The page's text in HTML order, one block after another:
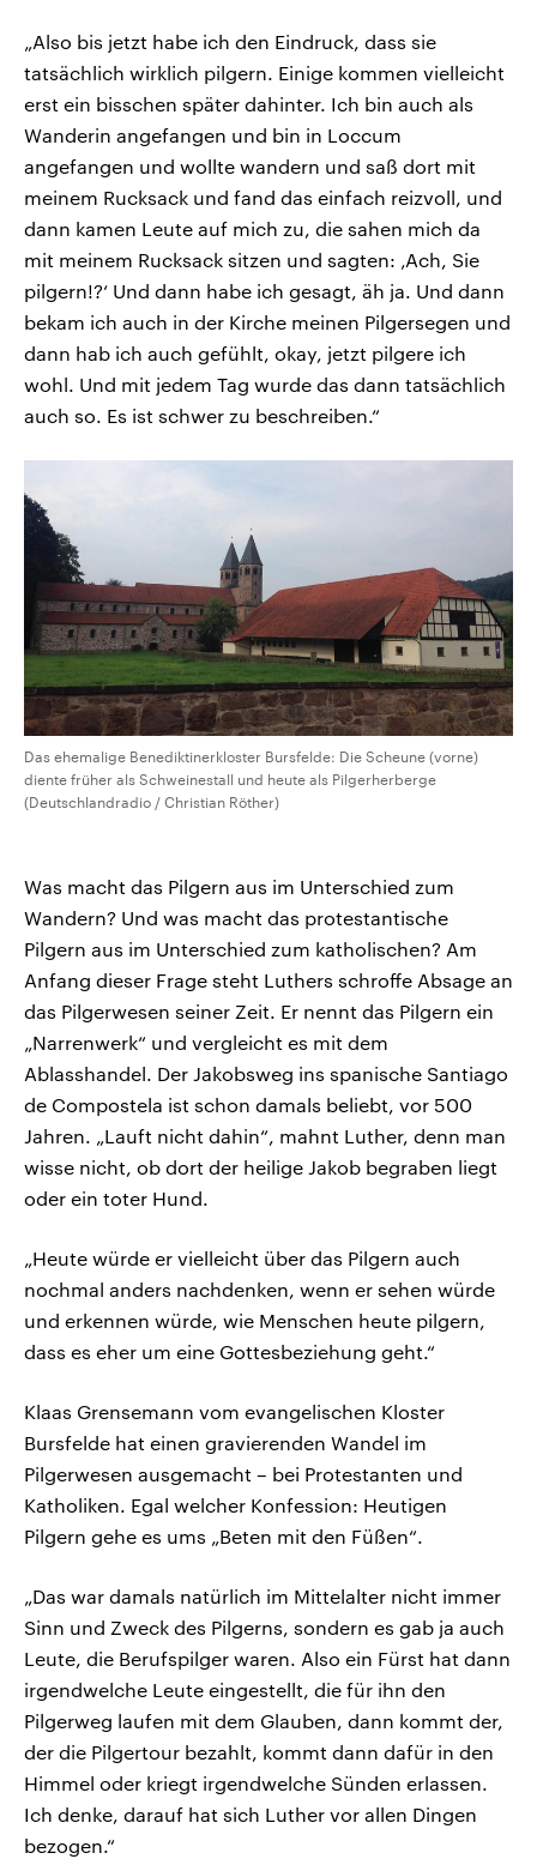
„Also bis jetzt habe ich den Eindruck, dass sie
tatsächlich wirklich pilgern. Einige kommen vielleicht
erst ein bisschen später dahinter. Ich bin auch als
Wanderin angefangen und bin in Loccum
angefangen und wollte wandern und saß dort mit
meinem Rucksack und fand das einfach reizvoll, und
dann kamen Leute auf mich zu, die sahen mich da
mit meinem Rucksack sitzen und sagten: ‚Ach, Sie
pilgern!?‘ Und dann habe ich gesagt, äh ja. Und dann
bekam ich auch in der Kirche meinen Pilgersegen und
dann hab ich auch gefühlt, okay, jetzt pilgere ich
wohl. Und mit jedem Tag wurde das dann tatsächlich
auch so. Es ist schwer zu beschreiben.“
Das ehemalige Benediktinerkloster Bursfelde: Die Scheune (vorne)
diente früher als Schweinestall und heute als Pilgerherberge
(Deutschlandradio / Christian Röther)
Was macht das Pilgern aus im Unterschied zum
Wandern? Und was macht das protestantische
Pilgern aus im Unterschied zum katholischen? Am
Anfang dieser Frage steht Luthers schroffe Absage an
das Pilgerwesen seiner Zeit. Er nennt das Pilgern ein
„Narrenwerk“ und vergleicht es mit dem
Ablasshandel. Der Jakobsweg ins spanische Santiago
de Compostela ist schon damals beliebt, vor 500
Jahren. „Lauft nicht dahin“, mahnt Luther, denn man
wisse nicht, ob dort der heilige Jakob begraben liegt
oder ein toter Hund.
„Heute würde er vielleicht über das Pilgern auch
nochmal anders nachdenken, wenn er sehen würde
und erkennen würde, wie Menschen heute pilgern,
dass es eher um eine Gottesbeziehung geht.“
Klaas Grensemann vom evangelischen Kloster
Bursfelde hat einen gravierenden Wandel im
Pilgerwesen ausgemacht – bei Protestanten und
Katholiken. Egal welcher Konfession: Heutigen
Pilgern gehe es ums „Beten mit den Füßen“.
„Das war damals natürlich im Mittelalter nicht immer
Sinn und Zweck des Pilgerns, sondern es gab ja auch
Leute, die Berufspilger waren. Also ein Fürst hat dann
irgendwelche Leute eingestellt, die für ihn den
Pilgerweg laufen mit dem Glauben, dann kommt der,
der die Pilgertour bezahlt, kommt dann dafür in den
Himmel oder kriegt irgendwelche Sünden erlassen.
Ich denke, darauf hat sich Luther vor allen Dingen
bezogen.“